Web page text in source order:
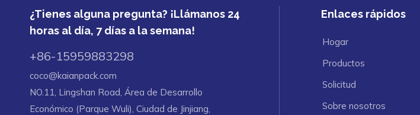
¿Tienes alguna pregunta? ¡Llámanos 24
horas al día, 7 días a la semana!
+86-15959883298
coco@kaianpack.com
NO.11, Lingshan Road, Área de Desarrollo
Económico (Parque Wuli), Ciudad de Jinjiang,
Enlaces rápidos
Hogar
Productos
Solicitud
Sobre nosotros